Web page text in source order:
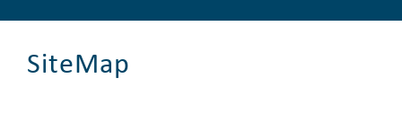
SiteMap